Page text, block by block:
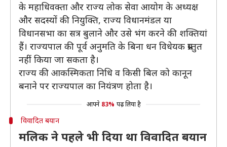
के महाधिवक्ता और राज्य लोक सेवा आयोग के अध्यक्ष
और सदस्यों की नियुक्ति, राज्य विधानमंडल या
विधानसभा का सत्र बुलाने और उसे भंग करने की शक्तियां
हैं। राज्यपाल की पूर्व अनुमति के बिना धन विधेयक प्रस्तुत
नहीं किया जा सकता है।
राज्य की आकस्मिकता निधि व किसी बिल को कानून
बनाने पर राज्यपाल का नियंत्रण होता है।
आपने 83% पढ़ लिया है
विवादित बयान
मलिक ने पहले भी दिया था विवादित बयान